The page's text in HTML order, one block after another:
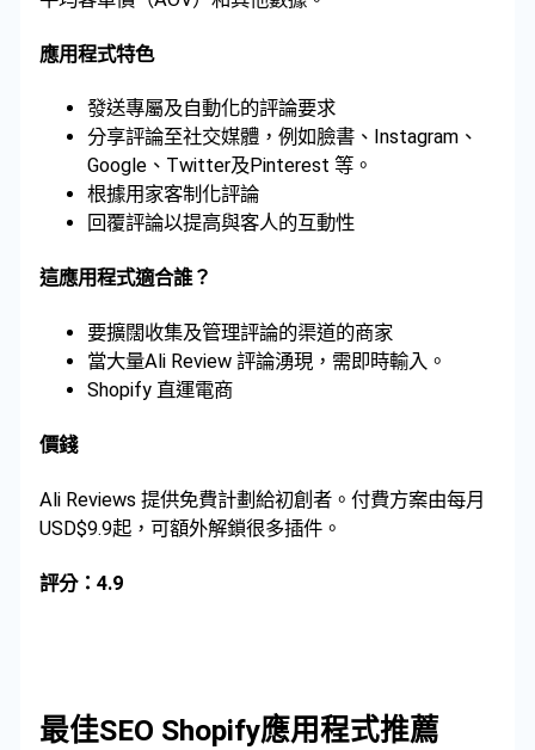
應用程式特色
發送專屬及自動化的評論要求
分享評論至社交媒體，例如臉書、Instagram、
Google、Twitter及Pinterest 等。
根據用家客制化評論
回覆評論以提高與客人的互動性
這應用程式適合誰？
要擴闊收集及管理評論的渠道的商家
當大量Ali Review 評論湧現，需即時輸入。
Shopify 直運電商
價錢
Ali Reviews 提供免費計劃給初創者。付費方案由每月
USD$9.9起，可額外解鎖很多插件。
評分：4.9
最佳SEO Shopify應用程式推薦